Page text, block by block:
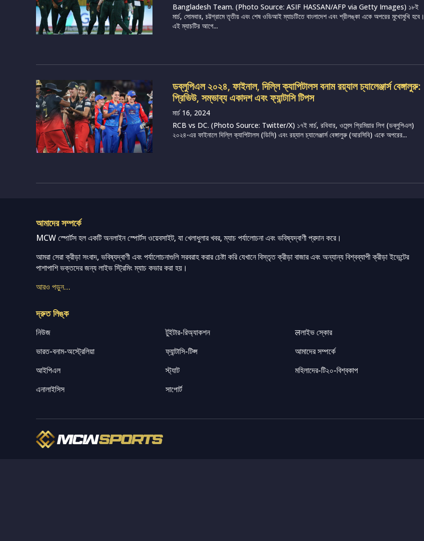
Bangladesh Team. (Photo Source: ASIF HASSAN/AFP via Getty Images) ১৮ই
মার্চ, সোমবার, চট্টগ্রামে তৃতীয় এবং শেষ ওডিআই ম্যাচটিতে বাংলাদেশ এবং শ্রীলঙ্কা একে অপরের মুখোমুখি হবে।
এই ম্যাচটির আগে...
ডব্লুপিএল ২০২৪, ফাইনাল, দিল্লি ক্যাপিটালস বনাম রয়্যাল চ্যালেঞ্জার্স বেঙ্গালুরু:
প্রিভিউ, সম্ভাব্য একাদশ এবং ফ্যান্টাসি টিপস
মার্চ 16, 2024
RCB vs DC. (Photo Source: Twitter/X) ১৭ই মার্চ, রবিবার, ওমেন্স প্রিমিয়ার লিগ (ডব্লুপিএল)
২০২৪-এর ফাইনালে দিল্লি ক্যাপিটালস (ডিসি) এবং রয়্যাল চ্যালেঞ্জার্স বেঙ্গালুরু (আরসিবি) একে অপরের...
আমাদের সম্পর্কে
MCW স্পোর্টস হল একটি অনলাইন স্পোর্টস ওয়েবসাইট, যা খেলাধুলার খবর, ম্যাচ পর্যালোচনা এবং ভবিষ্যদ্বাণী প্রদান করে।
আমরা সেরা ক্রীড়া সংবাদ, ভবিষ্যদ্বাণী এবং পর্যালোচনাগুলি সরবরাহ করার চেষ্টা করি যেখানে বিস্তৃত ক্রীড়া বাজার এবং অন্যান্য বিশ্বব্যাপী ক্রীড়া ইভেন্টের
পাশাপাশি ভক্তদের জন্য লাইভ স্ট্রিমিং ম্যাচ কভার করা হয়।
আরও পড়ুন…
দ্রুত লিঙ্ক
নিউজ টুইটার-রিঅ্যাকশন
लলাইভ স্কোর
ভারত-বনাম-অস্ট্রেলিয়া
ফ্যান্টাসি-টিপ্স
আমাদের সম্পর্কে
আইপিএল
স্ট্যাট
মহিলাদের-টি২০-বিশ্বকাপ
এনালাইসিস
সাপোর্ট